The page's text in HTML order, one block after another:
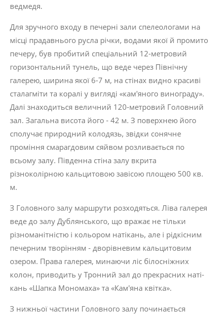
ведмедя.
Для зручного входу в печерні зали спелео­логами на
місці прадавнього русла річки, водами якої й промито
печеру, був пробитий спеціальний 12-метровий
горизонтальний тунель, що веде через Північну
галерею, ширина якої 6-7 м, на стінах видно красиві
сталагміти та коралі у вигляді «кам'яного винограду».
Далі знаходиться величний 120-метровий Головний
зал. Загальна висота його - 42 м. З поверхнею його
сполучає при­родний колодязь, звідки сонячне
проміння смарагдовим сяйвом розливається по
всьому залу. Південна стіна залу вкрита
різноколірною кальцитовою завісою площею 500 кв.
м.
З Головного залу маршрути розходяться. Ліва галерея
веде до залу Дублянського, що вражає не тільки
різноманітністю і кольором натікань, але і рідкісним
печерним творін­ням - дворівневим кальцитовим
озером. Права галерея, минаючи ліс білосніжних
колон, приводить у Тронний зал до прекрасних наті­
кань «Шапка Мономаха» та «Кам'яна квітка».
З нижньої частини Головного залу почина­ється